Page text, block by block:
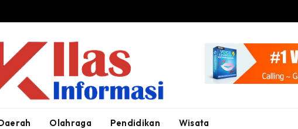
Olahraga Pendidikan Wisata